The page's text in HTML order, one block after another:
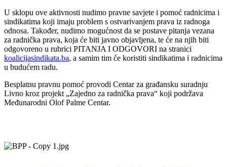
U sklopu ove aktivnosti nudimo pravne savjete i pomoć radnicima i
sindikatima koji imaju problem s ostvarivanjem prava iz radnoga
odnosa. Također, nudimo mogućnost da se postave pitanja vezana
za radnička prava, koja će biti javno objavljena, te će na njih biti
odgovoreno u rubrici PITANJA I ODGOVORI na stranici
koalicijasindikata.ba, a samim tim će koristiti sindikatima i radnicima
u budućem radu.
Besplatnu pravnu pomoć provodi Centar za građansku suradnju
Livno kroz projekt „Zajedno za radnička prava“ koji podržava
Međunarodni Olof Palme Centar.